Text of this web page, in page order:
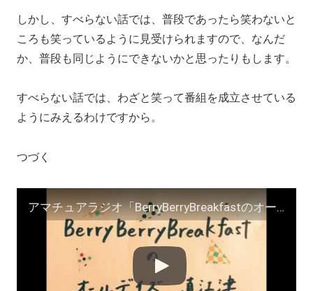
しかし、すべらない話では、普段であったら笑わないと
ころも笑っているように見受けられますので、なんだ
か、普段も同じようにできないかと思ったりもします。
すべらない話では、わざと笑って番組を成立させている
ようにみえるわけですから。
つづく
アマチュアラジオ「BerryBerryBreakfastのオールデイズ直江津Radio〜第４６回」ヨーグルト田中とDJシューカイ